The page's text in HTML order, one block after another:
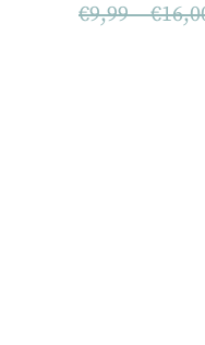
€9,99–€